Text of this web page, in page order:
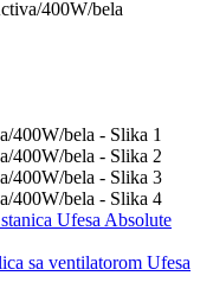
400W/bela
Ufesa Absolute
sa ventilatorom Ufesa